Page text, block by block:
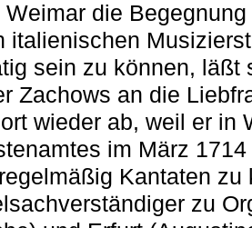
die
italienischen
sein zu können, läßt
Zachows an die
wieder ab, weil er in
im März
Kantaten
zu